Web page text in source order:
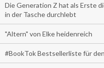
Die Generation Z hat als Erste
in der Tasche durchlebt
"Altern" von Elke heidenreich
#BookTok Bestsellerliste für